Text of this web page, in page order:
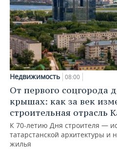
Недвижимость 08:00
От первого соцгорода
крышах: как за век
строительная отрасль
К 70-летию Дня строителя —
татарстанской архитектуры и
жилья